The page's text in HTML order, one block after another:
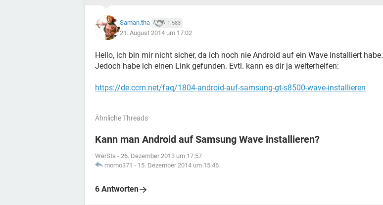
Saman.tha 1.583
21. August 2014 um 17:02
Hello, ich bin mir nicht sicher, da ich noch nie Android auf ein Wave installiert habe.
Jedoch habe ich einen Link gefunden. Evtl. kann es dir ja weiterhelfen:
https://de.ccm.net/faq/1804-android-auf-samsung-gt-s8500-wave-installieren
Ähnliche Threads
Kann man Android auf Samsung Wave installieren?
WerSta - 26. Dezember 2013 um 17:57
momo371 - 15. Dezember 2014 um 15:46
6 Antworten